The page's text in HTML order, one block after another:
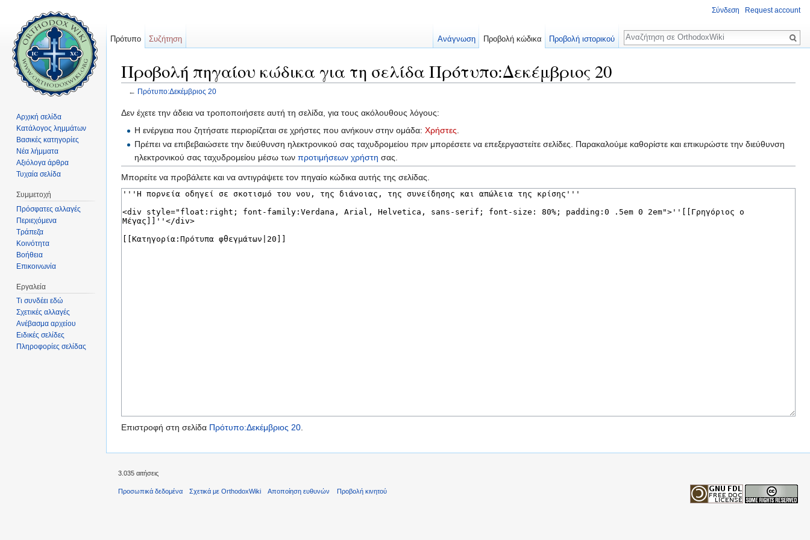
Προβολή πηγαίου κώδικα για τη σελίδα Πρότυπο:Δεκέμβριος 20
← Πρότυπο:Δεκέμβριος 20
Δεν έχετε την άδεια να τροποποιήσετε αυτή τη σελίδα, για τους ακόλουθους λόγους:
Η ενέργεια που ζητήσατε περιορίζεται σε χρήστες που ανήκουν στην ομάδα:Χρήστες
Πρέπει να επιβεβαιώσετε την διεύθυνση ηλεκτρονικού σας ταχυδρομείου πριν μπορέσετε να επεξεργαστείτε σελίδες. Παρακαλούμε καθορίστε και επικυρώστε την διεύθυνση
ηλεκτρονικού σας ταχυδρομείου μέσω τωνπροτιμήσεων χρήστη σας.
Μπορείτε να προβάλετε και να αντιγράψετε τον πηγαίο κώδικα αυτής της σελίδας.
Επιστροφή στη σελίδα Πρότυπο:Δεκέμβριος 20.
Σύνδεση Request account
Πρότυπο Συζήτηση Ανάγνωση Προβολή κώδικα Προβολή ιστορικού
Αναζήτηση
Αρχική σελίδα
Κατάλογος λημμάτων
Βασικές κατηγορίες
Νέα λήμματα
Αξιόλογα άρθρα
Τυχαία σελίδα
Συμμετοχή
Πρόσφατες αλλαγές
Περιεχόμενα
Τράπεζα
Κοινότητα
Βοήθεια
Επικοινωνία
Εργαλεία
Τι συνδέει εδώ
Σχετικές αλλαγές
Ανέβασμα αρχείου
Ειδικές σελίδες
Πληροφορίες σελίδας
3.035 αιτήσεις
Προσωπικά δεδομένα Σχετικά με OrthodoxWiki Αποποίηση ευθυνών Προβολή κινητού